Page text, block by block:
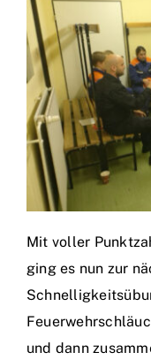
Mit voller
ging es nun zur
und dann